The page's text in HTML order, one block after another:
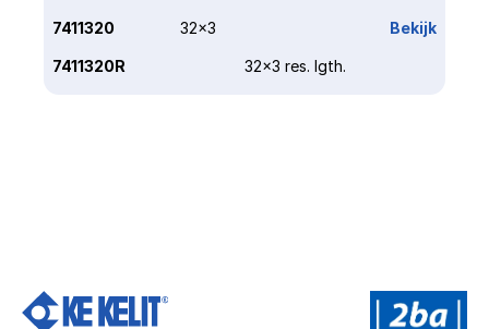
7411320 32x3 Bekijk
7411320R 32x3 res. lgth.